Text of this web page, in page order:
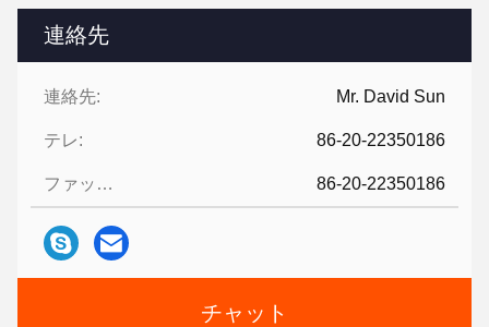
連絡先
連絡先: Mr. David Sun
テレ: 86-20-22350186
ファックス: 86-20-22350186
チャット